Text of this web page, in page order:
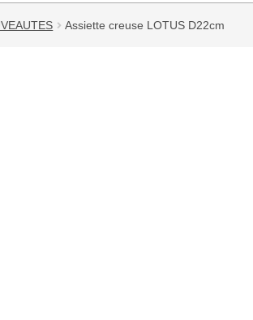
Assiette creuse LOTUS D22cm